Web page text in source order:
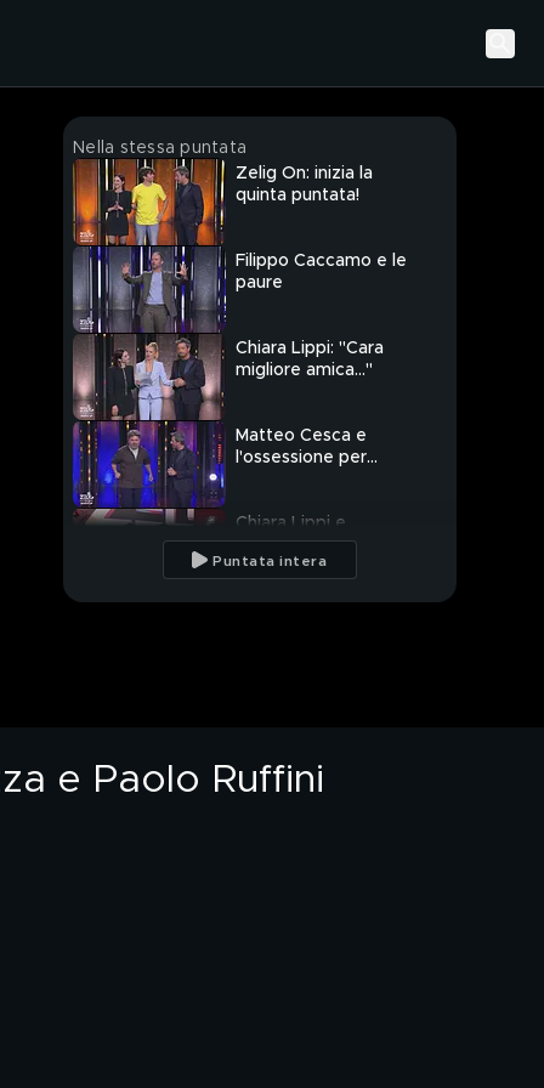
Nella stessa puntata
Zelig On: inizia la
quinta puntata!
Filippo Caccamo e le
paure
Chiara Lippi: "Cara
migliore amica..."
Matteo Cesca e
l'ossessione per
Chiara Lippi e
Francesco Migliazza
nel backstage
PROSSIMO VIDEO
I nuovi e geniali
Puntata intera
e Paolo Ruffini